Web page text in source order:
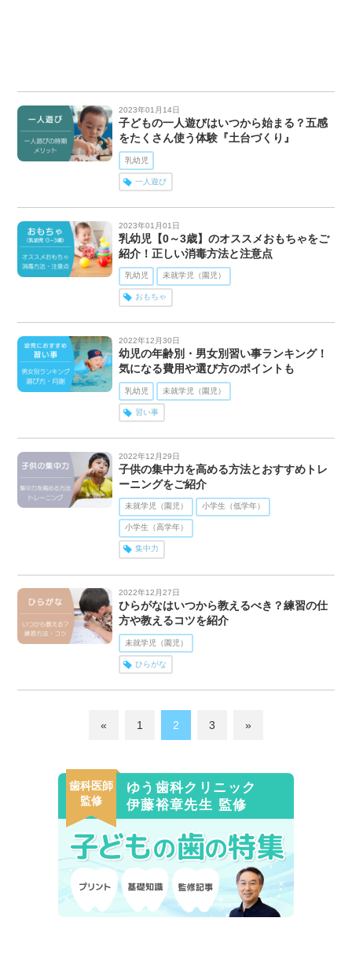
2023年01月14日
子どもの一人遊びはいつから始まる？五感
をたくさん使う体験『土台づくり』
乳幼児
一人遊び
2023年01月01日
乳幼児【0～3歳】のオススメおもちゃをご
紹介！正しい消毒方法と注意点
乳幼児 未就学児（園児）
おもちゃ
2022年12月30日
幼児の年齢別・男女別習い事ランキング！
気になる費用や選び方のポイントも
乳幼児 未就学児（園児）
習い事
2022年12月29日
子供の集中力を高める方法とおすすめトレ
ーニングをご紹介
未就学児（園児） 小学生（低学年）
小学生（高学年）
集中力
2022年12月27日
ひらがなはいつから教えるべき？練習の仕
方や教えるコツを紹介
未就学児（園児）
ひらがな
« 1 2 3 »
歯科医師
監修
ゆう歯科クリニック
伊藤裕章先生 監修